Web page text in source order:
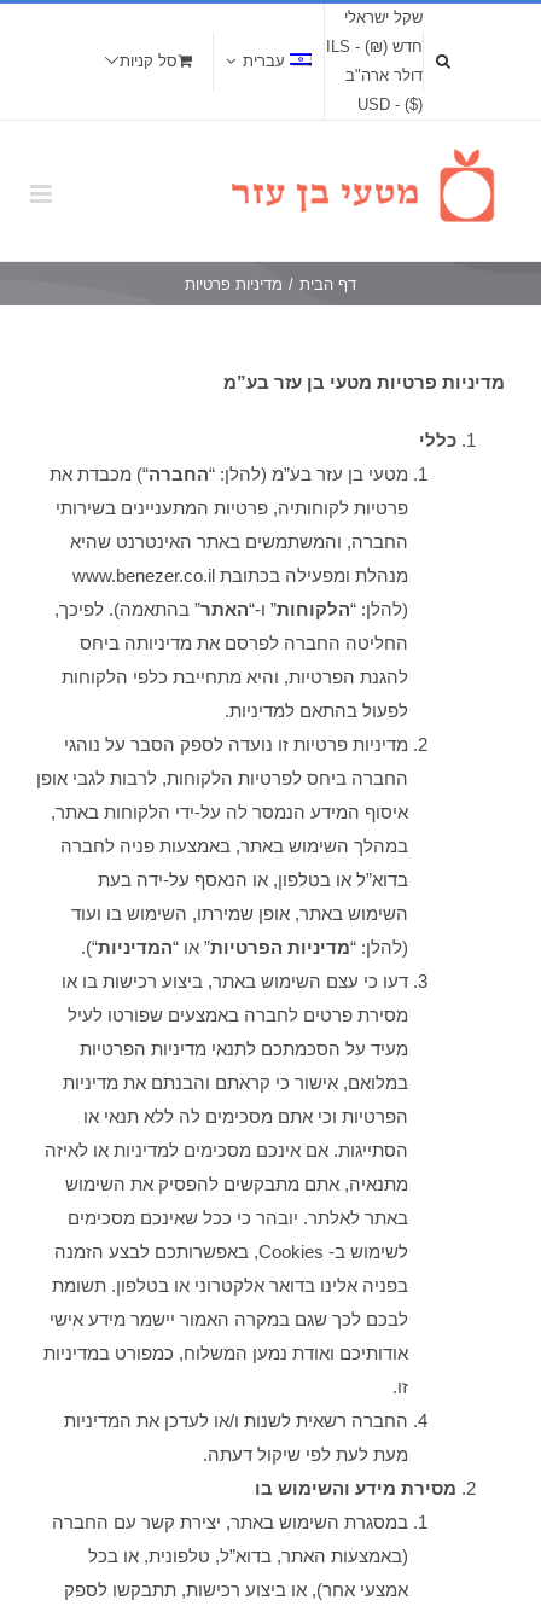
שקל ישראלי
חדש (₪) - ILS
דולר ארה"ב
($) - USD
עברית סל קניות
דף הבית / מדיניות פרטיות
מדיניות פרטיות מטעי בן עזר בע”מ
כללי
מטעי בן עזר בע”מ (להלן: “החברה“) מכבדת את
פרטיות לקוחותיה, פרטיות המתעניינים בשירותי
החברה, והמשתמשים באתר האינטרנט שהיא
מנהלת ומפעילה בכתובת www.benezer.co.il
(להלן: “הלקוחות” ו-“האתר” בהתאמה). לפיכך,
החליטה החברה לפרסם את מדיניותה ביחס
להגנת הפרטיות, והיא מתחייבת כלפי הלקוחות
לפעול בהתאם למדיניות.
מדיניות פרטיות זו נועדה לספק הסבר על נוהגי
החברה ביחס לפרטיות הלקוחות, לרבות לגבי אופן
איסוף המידע הנמסר לה על-ידי הלקוחות באתר,
במהלך השימוש באתר, באמצעות פניה לחברה
בדוא”ל או בטלפון, או הנאסף על-ידה בעת
השימוש באתר, אופן שמירתו, השימוש בו ועוד
(להלן: “מדיניות הפרטיות” או “המדיניות“).
דעו כי עצם השימוש באתר, ביצוע רכישות בו או
מסירת פרטים לחברה באמצעים שפורטו לעיל
מעיד על הסכמתכם לתנאי מדיניות הפרטיות
במלואם, אישור כי קראתם והבנתם את מדיניות
הפרטיות וכי אתם מסכימים לה ללא תנאי או
הסתייגות. אם אינכם מסכימים למדיניות או לאיזה
מתנאיה, אתם מתבקשים להפסיק את השימוש
באתר לאלתר. יובהר כי ככל שאינכם מסכימים
לשימוש ב- Cookies, באפשרותכם לבצע הזמנה
בפניה אלינו בדואר אלקטרוני או בטלפון. תשומת
לבכם לכך שגם במקרה האמור יישמר מידע אישי
אודותיכם ואודת נמען המשלוח, כמפורט במדיניות
זו.
החברה רשאית לשנות ו/או לעדכן את המדיניות
מעת לעת לפי שיקול דעתה.
מסירת מידע והשימוש בו
במסגרת השימוש באתר, יצירת קשר עם החברה
(באמצעות האתר, בדוא”ל, טלפונית, או בכל
אמצעי אחר), או ביצוע רכישות, תתבקשו לספק